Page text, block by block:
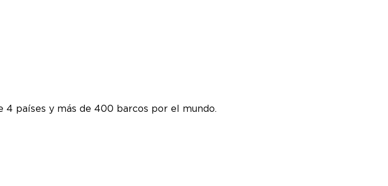
4 países y más de 400 barcos por el mundo.